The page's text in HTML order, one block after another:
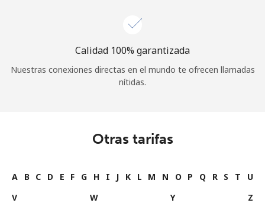
Calidad 100% garantizada
Nuestras conexiones directas en el mundo te ofrecen llamadas
nítidas.
Otras tarifas
A B C D E F G H I J K L M N O P Q R S T
U
V
W Y Z